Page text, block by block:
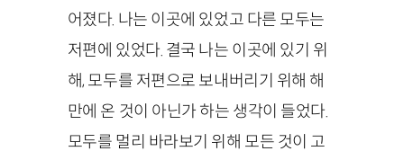
어졌다. 나는 이곳에 있었고 다른 모두는
저편에 있었다. 결국 나는 이곳에 있기 위
해, 모두를 저편으로 보내버리기 위해 해
만에 온 것이 아닌가 하는 생각이 들었다.
모두를 멀리 바라보기 위해 모든 것이 고